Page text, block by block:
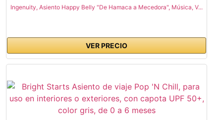
Ingenuity, Asiento Happy Belly "De Hamaca a Mecedora", Música, V...
VER PRECIO